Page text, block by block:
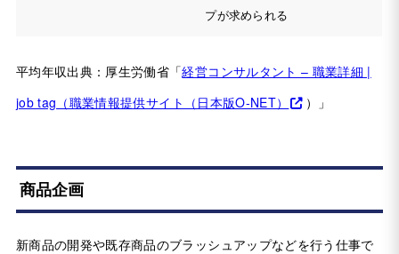
プが求められる
平均年収出典：厚生労働省「経営コンサルタント – 職業詳細 |
job tag（職業情報提供サイト（日本版O-NET）
）」
商品企画
新商品の開発や既存商品のブラッシュアップなどを行う仕事で